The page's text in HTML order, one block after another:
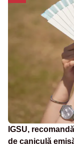
IGSU,
de caniculă